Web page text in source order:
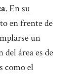
. En su
en frente de
un
área es de
como el